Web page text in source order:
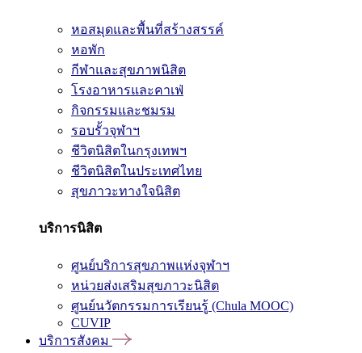
หอสมุดและพื้นที่สร้างสรรค์
หอพัก
กีฬาและสุขภาพนิสิต
โรงอาหารและคาเฟ่
กิจกรรมและชมรม
รอบรั้วจุฬาฯ
ชีวิตนิสิตในกรุงเทพฯ
ชีวิตนิสิตในประเทศไทย
สุขภาวะทางใจนิสิต
บริการนิสิต
ศูนย์บริการสุขภาพแห่งจุฬาฯ
หน่วยส่งเสริมสุขภาวะนิสิต
ศูนย์นวัตกรรมการเรียนรู้ (Chula MOOC)
CUVIP
บริการสังคม